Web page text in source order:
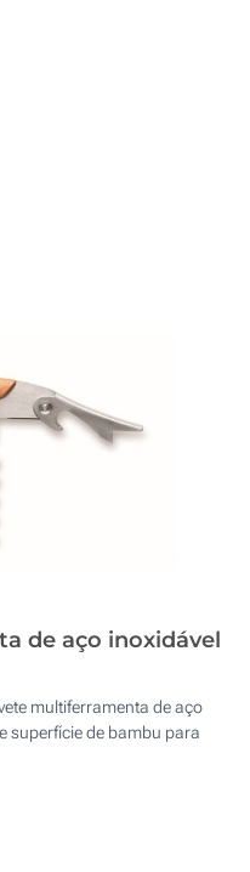
de aço inoxidável
multiferramenta de aço
superfície de bambu para